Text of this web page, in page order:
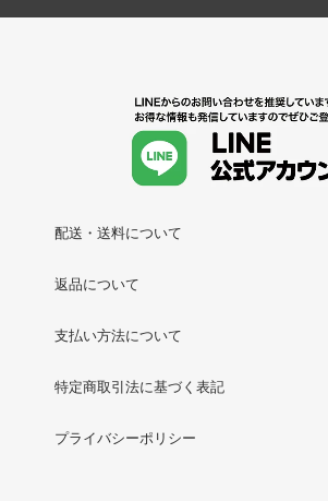
配送・送料について
返品について
支払い方法について
特定商取引法に基づく表記
プライバシーポリシー